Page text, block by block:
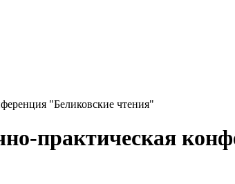
"Беликовские чтения"
практическая